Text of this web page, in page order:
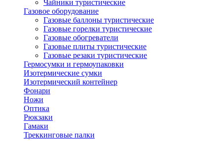
Чайники туристические
Газовое оборудование
Газовые баллоны туристические
Газовые горелки туристические
Газовые обогреватели
Газовые плиты туристические
Газовые резаки туристические
Гермосумки и гермоупаковки
Изотермические сумки
Изотермический контейнер
Фонари
Ножи
Оптика
Рюкзаки
Гамаки
Треккинговые палки